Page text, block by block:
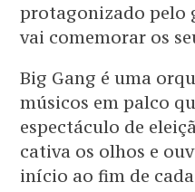
protagonizado pelo
vai comemorar os
Big Gang é uma
músicos em palco
espectáculo de
cativa os olhos e
início ao fim de